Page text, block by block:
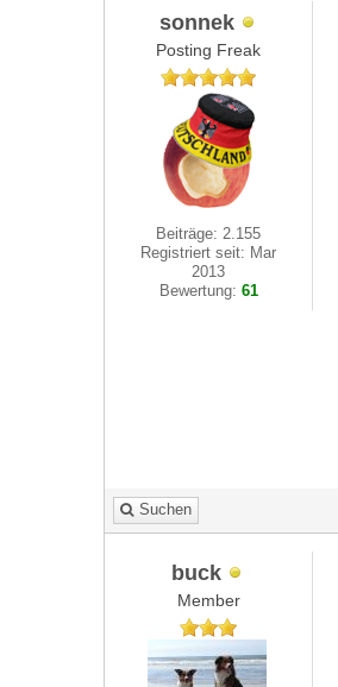
sonnek
Posting Freak
Beiträge: 2.155
Registriert seit: Mar
2013
Bewertung: 61
Suchen
buck
Member